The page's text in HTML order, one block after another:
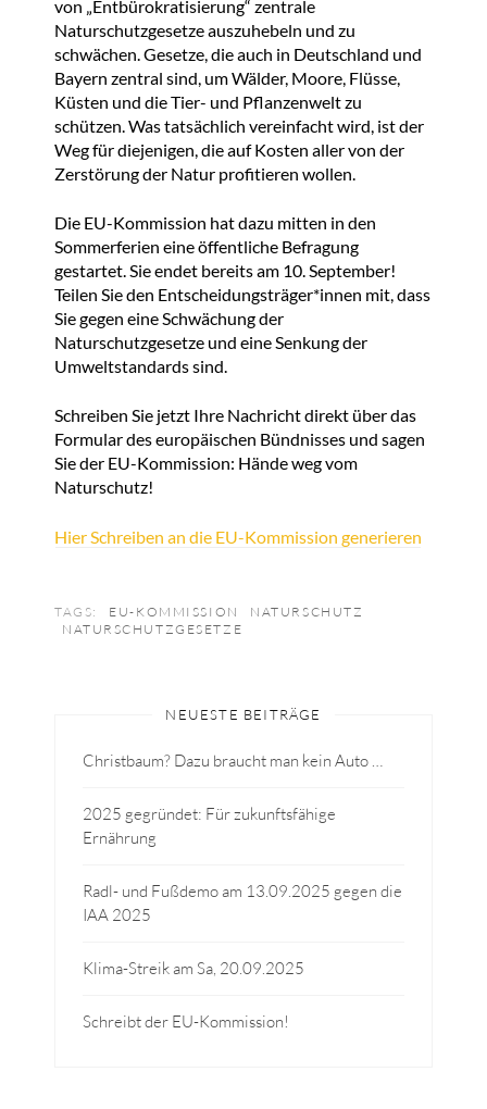
von „Entbürokratisierung“ zentrale
Naturschutzgesetze auszuhebeln und zu
schwächen. Gesetze, die auch in Deutschland und
Bayern zentral sind, um Wälder, Moore, Flüsse,
Küsten und die Tier- und Pflanzenwelt zu
schützen. Was tatsächlich vereinfacht wird, ist der
Weg für diejenigen, die auf Kosten aller von der
Zerstörung der Natur profitieren wollen.
Die EU-Kommission hat dazu mitten in den
Sommerferien eine öffentliche Befragung
gestartet. Sie endet bereits am 10. September!
Teilen Sie den Entscheidungsträger*innen mit, dass
Sie gegen eine Schwächung der
Naturschutzgesetze und eine Senkung der
Umweltstandards sind.
Schreiben Sie jetzt Ihre Nachricht direkt über das
Formular des europäischen Bündnisses und sagen
Sie der EU-Kommission: Hände weg vom
Naturschutz!
Hier Schreiben an die EU-Kommission generieren
TAGS: EU-KOMMISSION
NATURSCHUTZ
NATURSCHUTZGESETZE
NEUESTE BEITRÄGE
Christbaum? Dazu braucht man kein Auto …
2025 gegründet: Für zukunftsfähige
Ernährung
Radl- und Fußdemo am 13.09.2025 gegen die
IAA 2025
Klima-Streik am Sa, 20.09.2025
Schreibt der EU-Kommission!